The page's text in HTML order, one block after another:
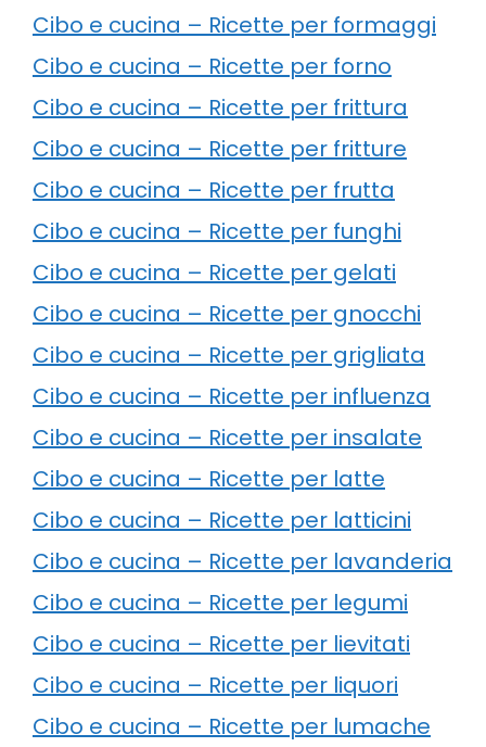
Cibo e cucina – Ricette per formaggi
Cibo e cucina – Ricette per forno
Cibo e cucina – Ricette per frittura
Cibo e cucina – Ricette per fritture
Cibo e cucina – Ricette per frutta
Cibo e cucina – Ricette per funghi
Cibo e cucina – Ricette per gelati
Cibo e cucina – Ricette per gnocchi
Cibo e cucina – Ricette per grigliata
Cibo e cucina – Ricette per influenza
Cibo e cucina – Ricette per insalate
Cibo e cucina – Ricette per latte
Cibo e cucina – Ricette per latticini
Cibo e cucina – Ricette per lavanderia
Cibo e cucina – Ricette per legumi
Cibo e cucina – Ricette per lievitati
Cibo e cucina – Ricette per liquori
Cibo e cucina – Ricette per lumache